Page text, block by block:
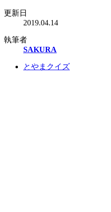
更新日
2019.04.14
執筆者
SAKURA
とやまクイズ